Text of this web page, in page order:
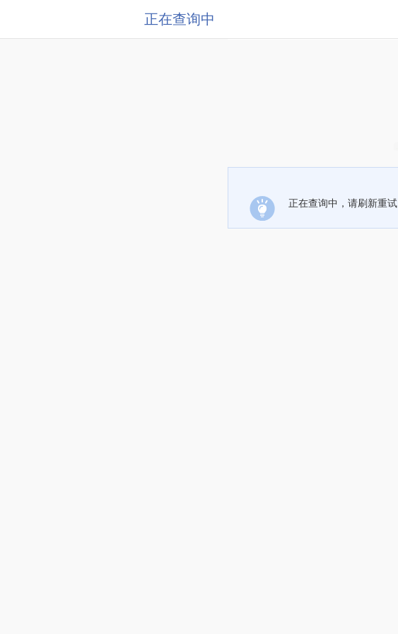
正在查询中
正在查询中，请刷新重试